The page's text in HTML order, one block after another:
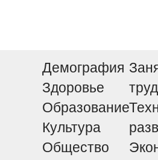
Демография
Здоровье
Образование
Культура
Общество
труд